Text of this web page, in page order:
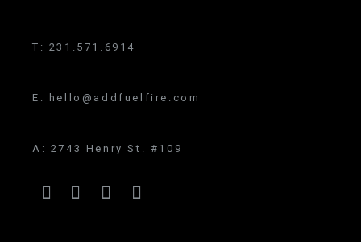
T: 231.571.6914
E: hello@addfuelfire.com
A: 2743 Henry St. #109